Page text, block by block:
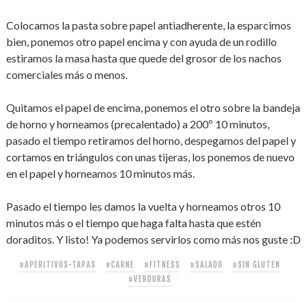
Colocamos la pasta sobre papel antiadherente, la esparcimos
bien, ponemos otro papel encima y con ayuda de un rodillo
estiramos la masa hasta que quede del grosor de los nachos
comerciales más o menos.
Quitamos el papel de encima, ponemos el otro sobre la bandeja
de horno y horneamos (precalentado) a 200º 10 minutos,
pasado el tiempo retiramos del horno, despegamos del papel y
cortamos en triángulos con unas tijeras, los ponemos de nuevo
en el papel y horneamos 10 minutos más.
Pasado el tiempo les damos la vuelta y horneamos otros 10
minutos más o el tiempo que haga falta hasta que estén
doraditos. Y listo! Ya podemos servirlos como más nos guste :D
#APERITIVOS-TAPAS #CARNE #FITNESS #SALADO
#SIN GLUTEN
#VERDURAS